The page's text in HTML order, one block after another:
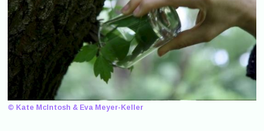
© Kate McIntosh & Eva Meyer-Keller